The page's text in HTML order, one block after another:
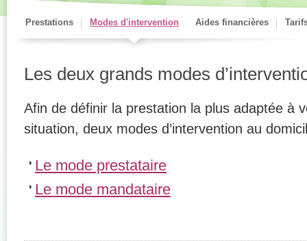
Prestations Modes d'intervention Aides financières
Les deux grands modes
Afin de définir la prestation la plus adaptée à
situation, deux modes d’intervention au
Le mode prestataire
Le mode mandataire